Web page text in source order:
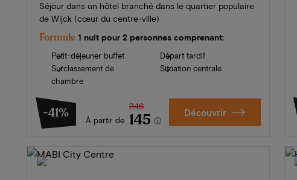
Séjour dans un hôtel branché dans le quartier populaire
de Wijck (cœur du centre-ville)
Formule 1 nuit pour 2 personnes comprenant:
Petit-déjeuner buffet
Surclassement de
chambre
Départ tardif
Situation centrale
-41% À partir de
246
145 Découvrir